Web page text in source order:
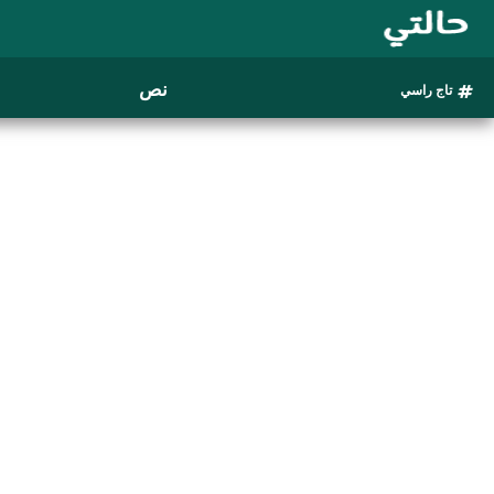
تاج راسي نص